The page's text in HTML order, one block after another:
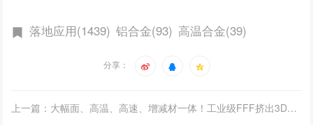
落地应用(1439) 铝合金(93) 高温合金(39)
分享：
上一篇：大幅面、高温、高速、增减材一体！工业级FFF挤出3D打印设备重磅新品